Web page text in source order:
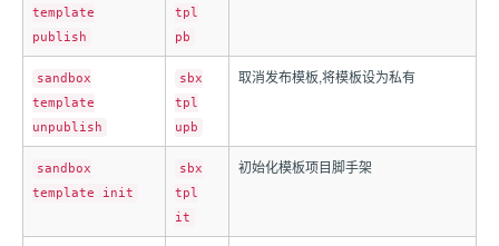
template
publish
tpl
pb
sandbox
template
unpublish
sbx
tpl
upb
取消发布模板,将模板设为私有
sandbox
template init
sbx
tpl
it
初始化模板项目脚手架